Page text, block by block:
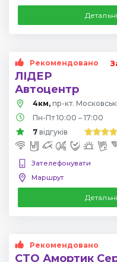
Рекомендовано
ЛІДЕР
Автоцентр
4км, пр-кт.
Пн-Пт 10:00 – 17:00
7 відгуків
Зателефонувати
Маршрут
Рекомендовано
СТО Амортик